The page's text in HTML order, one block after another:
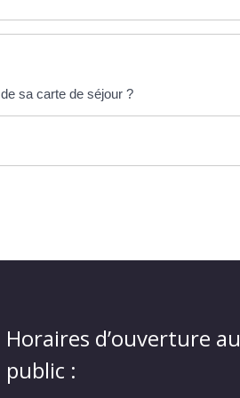
sa carte de séjour ?
Horaires d’ouverture au
public :